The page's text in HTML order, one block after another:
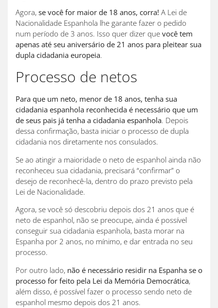
Agora, se você for maior de 18 anos, corra! A Lei de
Nacionalidade Espanhola lhe garante fazer o pedido
num período de 3 anos. Isso quer dizer que você tem
apenas até seu aniversário de 21 anos para pleitear sua
dupla cidadania europeia.
Processo de netos
Para que um neto, menor de 18 anos, tenha sua
cidadania espanhola reconhecida é necessário que um
de seus pais já tenha a cidadania espanhola. Depois
dessa confirmação, basta iniciar o processo de dupla
cidadania nos diretamente nos consulados.
Se ao atingir a maioridade o neto de espanhol ainda não
reconheceu sua cidadania, precisará “confirmar” o
desejo de reconhecê-la, dentro do prazo previsto pela
Lei de Nacionalidade.
Agora, se você só descobriu depois dos 21 anos que é
neto de espanhol, não se preocupe, ainda é possível
conseguir sua cidadania espanhola, basta morar na
Espanha por 2 anos, no mínimo, e dar entrada no seu
processo.
Por outro lado, não é necessário residir na Espanha se o
processo for feito pela Lei da Memória Democrática,
além disso, é possível fazer o processo sendo neto de
espanhol mesmo depois dos 21 anos.